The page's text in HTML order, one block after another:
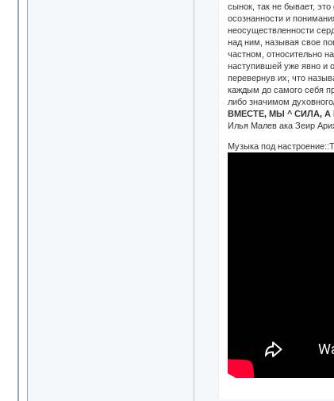
ВМЕСТЕ, МЫ ^ СИЛА,
Илья Малев ака Зеир
Музыка под